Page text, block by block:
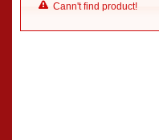
Cann't find product!